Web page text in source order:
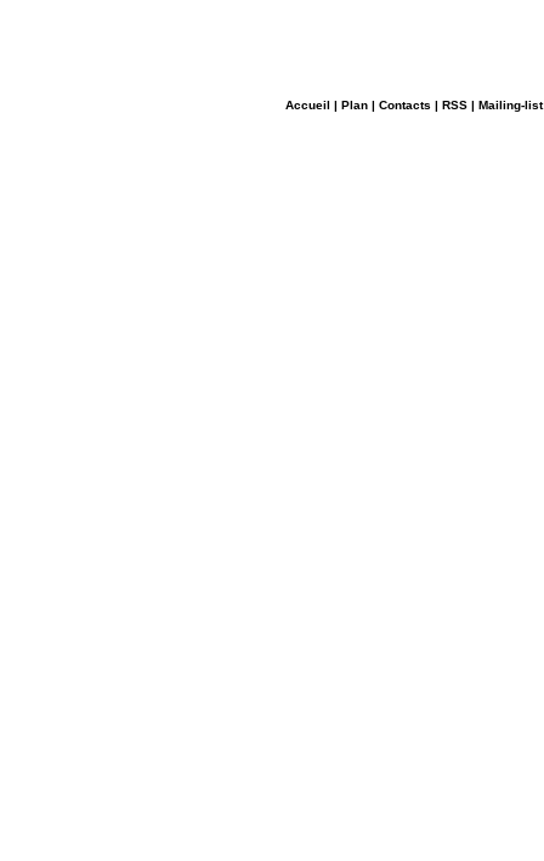
Accueil | Plan | Contacts | RSS | Mailing-list